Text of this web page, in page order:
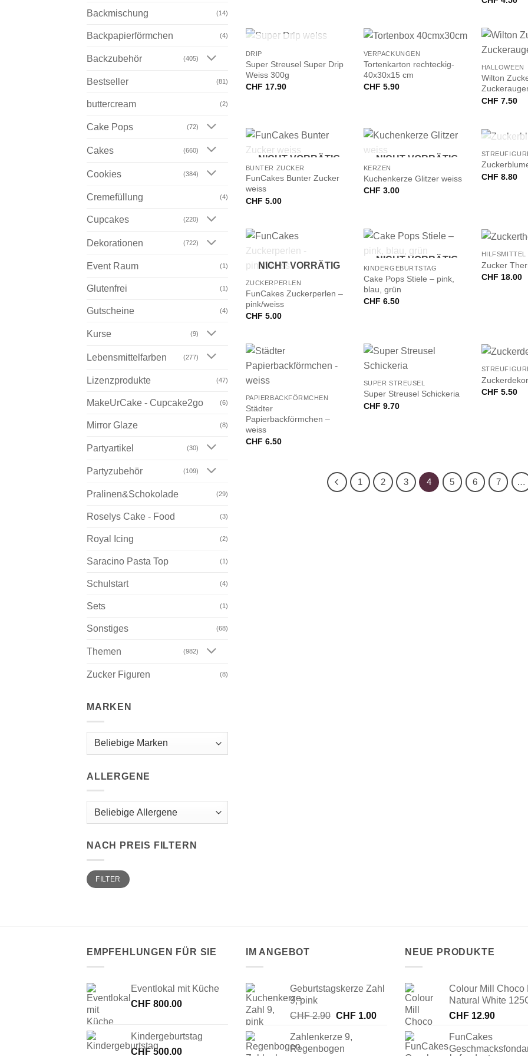
Backmischung (14)
Backpapierförmchen (4)
Backzubehör (405)
Bestseller (81)
buttercream (2)
Cake Pops (72)
Cakes (660)
Cookies (384)
Cremefüllung (4)
Cupcakes (220)
Dekorationen (722)
Event Raum (1)
Glutenfrei (1)
Gutscheine (4)
Kurse (9)
Lebensmittelfarben (277)
Lizenzprodukte (47)
MakeUrCake - Cupcake2go (6)
Mirror Glaze (8)
Partyartikel (30)
Partyzubehör (109)
Pralinen&Schokolade (29)
Roselys Cake - Food (3)
Royal Icing (2)
Saracino Pasta Top (1)
Schulstart (4)
Sets (1)
Sonstiges (68)
Themen (982)
Zucker Figuren (8)
MARKEN
ALLERGENE
NACH PREIS FILTERN
Min.
Preis
Max.
PreisFILTER
+
NICHT VORRÄTIG
DRIP
Super Streusel Super Drip
Weiss 300g
CHF 17.90
+
VERPACKUNGEN
Tortenkarton rechteckig-
40x30x15 cm
CHF 5.90
+
HALLOWEEN
Wilton
CHF 7.50
+
NICHT VORRÄTIG
BUNTER ZUCKER
FunCakes Bunter Zucker
weiss
CHF 5.00
NICHT VORRÄTIG
KERZEN
Kuchenkerze Glitzer weiss
CHF 3.00
+
NICHT
CHF 8.80
+
NICHT VORRÄTIG
ZUCKERPERLEN
FunCakes Zuckerperlen –
pink/weiss
CHF 5.00
+
NICHT VORRÄTIG
KINDERGEBURTSTAG
Cake Pops Stiele – pink,
blau, grün
CHF 6.50
+
HILFSMITTEL
Zucker
CHF 18.00
+
PAPIERBACKFÖRMCHEN
Städter
Papierbackförmchen –
weiss
CHF 6.50
+
SUPER STREUSEL
Super Streusel Schickeria
CHF 9.70
+
CHF 5.50
1 2 3 4 5 6 7 …
EMPFEHLUNGEN FÜR SIE
Eventlokal mit Küche
CHF 800.00
Kindergeburtstag
CHF500.00
IM ANGEBOT
Geburtstagskerze Zahl
9, pink
CHF2.90 Ursprünglicher
war:
CHF 2.90
CHF1.00Aktueller
CHF 1.00.
Zahlenkerze 9,
Regenbogen
NEUE PRODUKTE
Colour Mill Choco
Natural White
CHF 12.90
FunCakes